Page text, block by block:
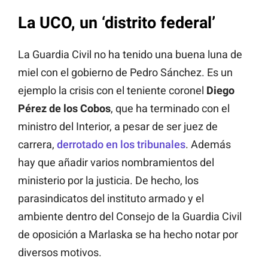
La UCO, un ‘distrito federal’
La Guardia Civil no ha tenido una buena luna de
miel con el gobierno de Pedro Sánchez. Es un
ejemplo la crisis con el teniente coronel Diego
Pérez de los Cobos, que ha terminado con el
ministro del Interior, a pesar de ser juez de
carrera, derrotado en los tribunales. Además
hay que añadir varios nombramientos del
ministerio por la justicia. De hecho, los
parasindicatos del instituto armado y el
ambiente dentro del Consejo de la Guardia Civil
de oposición a Marlaska se ha hecho notar por
diversos motivos.